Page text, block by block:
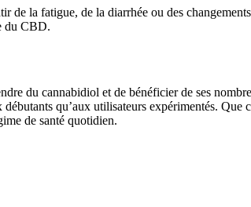
de la fatigue, de la diarrhée ou des
du CBD.
du cannabidiol et de bénéficier de ses
qu’aux utilisateurs expérimentés.
de santé quotidien.